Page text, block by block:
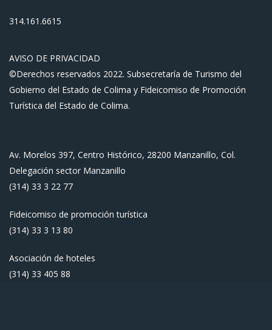
314.161.6615
AVISO DE PRIVACIDAD
©Derechos reservados 2022. Subsecretaría de Turismo del
Gobierno del Estado de Colima y Fideicomiso de Promoción
Turística del Estado de Colima.
Av. Morelos 397, Centro Histórico, 28200 Manzanillo, Col.
Delegación sector Manzanillo
(314) 33 3 22 77
Fideicomiso de promoción turística
(314) 33 3 13 80
Asociación de hoteles
(314) 33 405 88